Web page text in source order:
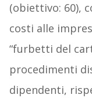
(obiettivo: 60),
costi alle
“furbetti del
procedimenti
dipendenti,